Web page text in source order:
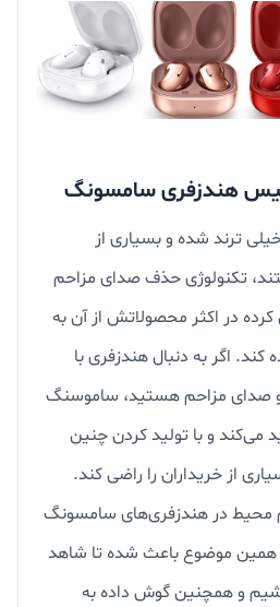
هندزفری سامسونگ
ترند شده و بسیاری از
تکنولوژی حذف صدای مزاحم
در اکثر محصولاتش از آن به
اگر به دنبال هندزفری با
صدای مزاحم هستید، ساموسنگ
می‌کند و با تولید کردن چنین
از خریداران را راضی کند.
محیط در هندزفری‌های سامسونگ
موضوع باعث شده تا شاهد
و همچنین گوش داده به